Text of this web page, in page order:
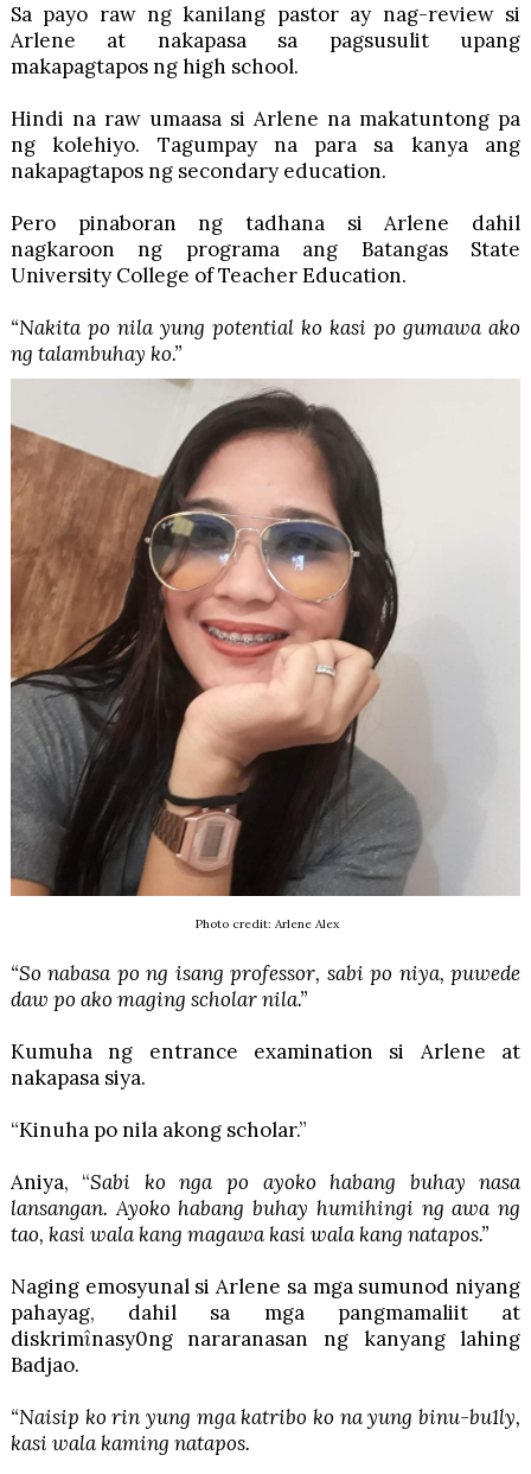
Sa payo raw ng kanilang pastor ay nag-review si
Arlene at nakapasa sa pagsusulit upang
makapagtapos ng high school.
Hindi na raw umaasa si Arlene na makatuntong pa
ng kolehiyo. Tagumpay na para sa kanya ang
nakapagtapos ng secondary education.
Pero pinaboran ng tadhana si Arlene dahil
nagkaroon ng programa ang Batangas State
University College of Teacher Education.
“Nakita po nila yung potential ko kasi po gumawa ako
ng talambuhay ko.”
Photo credit: Arlene Alex
“So nabasa po ng isang professor, sabi po niya, puwede
daw po ako maging scholar nila.”
Kumuha ng entrance examination si Arlene at
nakapasa siya.
“Kinuha po nila akong scholar.”
Aniya, “Sabi ko nga po ayoko habang buhay nasa
lansangan. Ayoko habang buhay humihingi ng awa ng
tao, kasi wala kang magawa kasi wala kang natapos.”
Naging emosyunal si Arlene sa mga sumunod niyang
pahayag, dahil sa mga pangmamaliit at
diskrimînasy0ng nararanasan ng kanyang lahing
Badjao.
“Naisip ko rin yung mga katribo ko na yung binu-bu1ly,
kasi wala kaming natapos.